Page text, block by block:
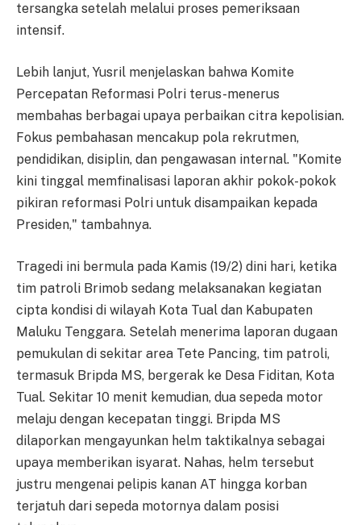
tersangka setelah melalui proses pemeriksaan
intensif.
Lebih lanjut, Yusril menjelaskan bahwa Komite
Percepatan Reformasi Polri terus-menerus
membahas berbagai upaya perbaikan citra kepolisian.
Fokus pembahasan mencakup pola rekrutmen,
pendidikan, disiplin, dan pengawasan internal. "Komite
kini tinggal memfinalisasi laporan akhir pokok-pokok
pikiran reformasi Polri untuk disampaikan kepada
Presiden," tambahnya.
Tragedi ini bermula pada Kamis (19/2) dini hari, ketika
tim patroli Brimob sedang melaksanakan kegiatan
cipta kondisi di wilayah Kota Tual dan Kabupaten
Maluku Tenggara. Setelah menerima laporan dugaan
pemukulan di sekitar area Tete Pancing, tim patroli,
termasuk Bripda MS, bergerak ke Desa Fiditan, Kota
Tual. Sekitar 10 menit kemudian, dua sepeda motor
melaju dengan kecepatan tinggi. Bripda MS
dilaporkan mengayunkan helm taktikalnya sebagai
upaya memberikan isyarat. Nahas, helm tersebut
justru mengenai pelipis kanan AT hingga korban
terjatuh dari sepeda motornya dalam posisi